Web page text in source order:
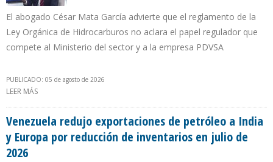
El abogado César Mata García advierte que el reglamento de la
Ley Orgánica de Hidrocarburos no aclara el papel regulador que
compete al Ministerio del sector y a la empresa PDVSA
PUBLICADO: 05 de agosto de 2026
LEER MÁS
CPP”
Venezuela redujo exportaciones de petróleo a India
y Europa por reducción de inventarios en julio de
2026